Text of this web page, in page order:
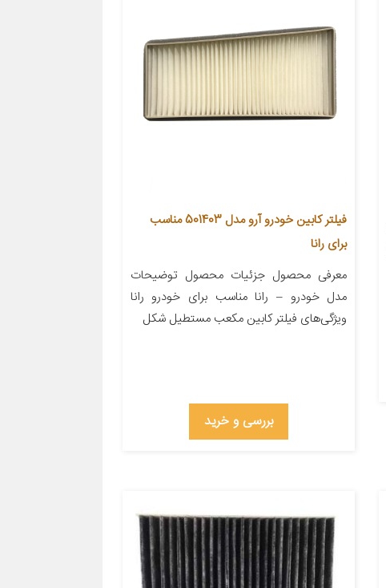
فیلتر کابین خودرو آرو مدل 501403 مناسب
برای رانا
معرفی محصول جزئیات محصول توضیحات
مدل خودرو – رانا مناسب برای خودرو رانا
ویژگی‌های فیلتر کابین مکعب مستطیل شکل
بررسی و خرید